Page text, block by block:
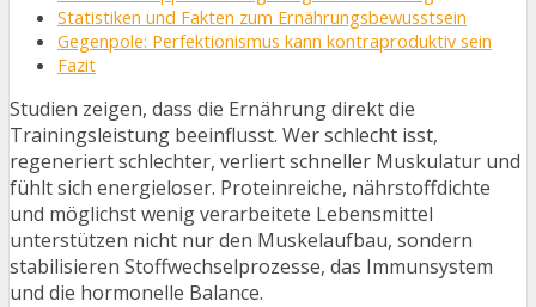
Statistiken und Fakten zum Ernährungsbewusstsein
Gegenpole: Perfektionismus kann kontraproduktiv sein
Fazit
Studien zeigen, dass die Ernährung direkt die
Trainingsleistung beeinflusst. Wer schlecht isst,
regeneriert schlechter, verliert schneller Muskulatur und
fühlt sich energieloser. Proteinreiche, nährstoffdichte
und möglichst wenig verarbeitete Lebensmittel
unterstützen nicht nur den Muskelaufbau, sondern
stabilisieren Stoffwechselprozesse, das Immunsystem
und die hormonelle Balance.